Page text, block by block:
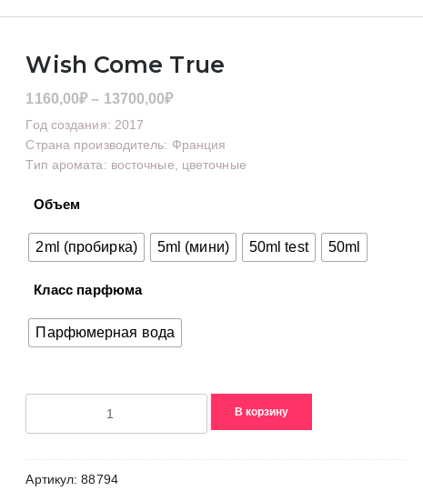
Wish Come True
1160,00₽ – 13700,00₽Диапазон
1160,00₽
–
Год создания: 2017
Страна производитель: Франция
Тип аромата: восточные, цветочные
Объем
2ml (пробирка) 5ml (мини) 50ml test 50ml
Класс парфюма
Парфюмерная вода
come
True
В корзину
Артикул:88794